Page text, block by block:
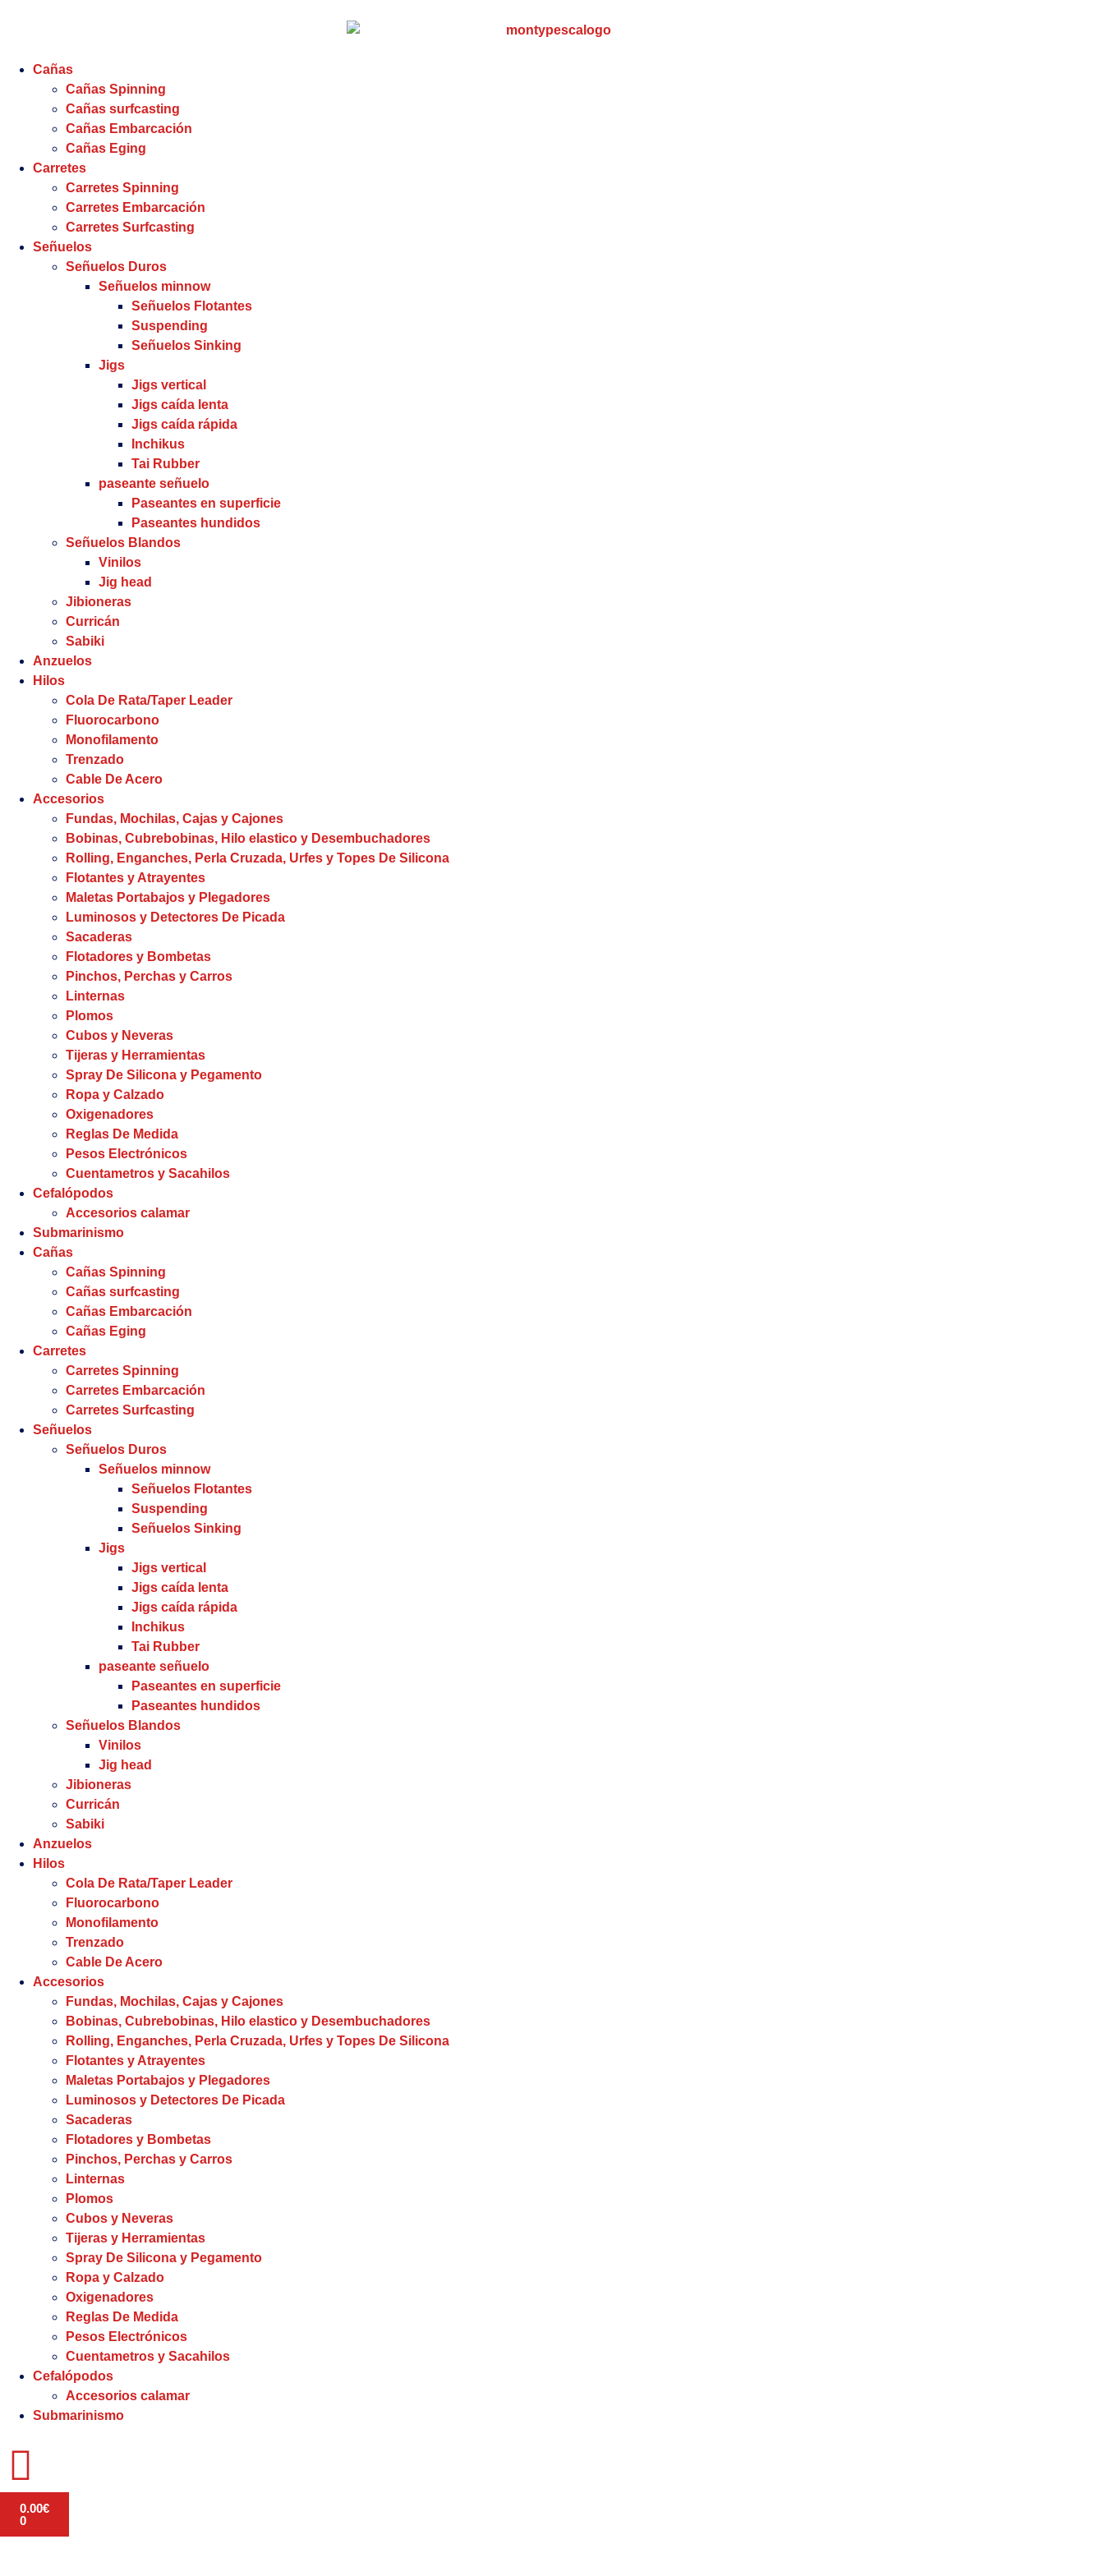
Cañas
Cañas Spinning
Cañas surfcasting
Cañas Embarcación
Cañas Eging
Carretes
Carretes Spinning
Carretes Embarcación
Carretes Surfcasting
Señuelos
Señuelos Duros
Señuelos minnow
Señuelos Flotantes
Suspending
Señuelos Sinking
Jigs
Jigs vertical
Jigs caída lenta
Jigs caída rápida
Inchikus
Tai Rubber
paseante señuelo
Paseantes en superficie
Paseantes hundidos
Señuelos Blandos
Vinilos
Jig head
Jibioneras
Curricán
Sabiki
Anzuelos
Hilos
Cola De Rata/Taper Leader
Fluorocarbono
Monofilamento
Trenzado
Cable De Acero
Accesorios
Fundas, Mochilas, Cajas y Cajones
Bobinas, Cubrebobinas, Hilo elastico y Desembuchadores
Rolling, Enganches, Perla Cruzada, Urfes y Topes De Silicona
Flotantes y Atrayentes
Maletas Portabajos y Plegadores
Luminosos y Detectores De Picada
Sacaderas
Flotadores y Bombetas
Pinchos, Perchas y Carros
Linternas
Plomos
Cubos y Neveras
Tijeras y Herramientas
Spray De Silicona y Pegamento
Ropa y Calzado
Oxigenadores
Reglas De Medida
Pesos Electrónicos
Cuentametros y Sacahilos
Cefalópodos
Accesorios calamar
Submarinismo
Cañas
Cañas Spinning
Cañas surfcasting
Cañas Embarcación
Cañas Eging
Carretes
Carretes Spinning
Carretes Embarcación
Carretes Surfcasting
Señuelos
Señuelos Duros
Señuelos minnow
Señuelos Flotantes
Suspending
Señuelos Sinking
Jigs
Jigs vertical
Jigs caída lenta
Jigs caída rápida
Inchikus
Tai Rubber
paseante señuelo
Paseantes en superficie
Paseantes hundidos
Señuelos Blandos
Vinilos
Jig head
Jibioneras
Curricán
Sabiki
Anzuelos
Hilos
Cola De Rata/Taper Leader
Fluorocarbono
Monofilamento
Trenzado
Cable De Acero
Accesorios
Fundas, Mochilas, Cajas y Cajones
Bobinas, Cubrebobinas, Hilo elastico y Desembuchadores
Rolling, Enganches, Perla Cruzada, Urfes y Topes De Silicona
Flotantes y Atrayentes
Maletas Portabajos y Plegadores
Luminosos y Detectores De Picada
Sacaderas
Flotadores y Bombetas
Pinchos, Perchas y Carros
Linternas
Plomos
Cubos y Neveras
Tijeras y Herramientas
Spray De Silicona y Pegamento
Ropa y Calzado
Oxigenadores
Reglas De Medida
Pesos Electrónicos
Cuentametros y Sacahilos
Cefalópodos
Accesorios calamar
Submarinismo
0.00€
0